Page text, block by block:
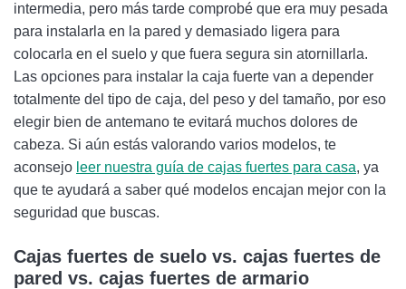
intermedia, pero más tarde comprobé que era muy pesada
para instalarla en la pared y demasiado ligera para
colocarla en el suelo y que fuera segura sin atornillarla.
Las opciones para instalar la caja fuerte van a depender
totalmente del tipo de caja, del peso y del tamaño, por eso
elegir bien de antemano te evitará muchos dolores de
cabeza. Si aún estás valorando varios modelos, te
aconsejo leer nuestra guía de cajas fuertes para casa, ya
que te ayudará a saber qué modelos encajan mejor con la
seguridad que buscas.
Cajas fuertes de suelo vs. cajas fuertes de
pared vs. cajas fuertes de armario